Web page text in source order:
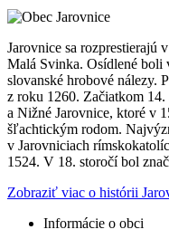
Jarovnice sa rozprestierajú
Malá Svinka. Osídlené boli
slovanské hrobové nálezy.
z roku 1260. Začiatkom
a Nižné Jarovnice, ktoré v
šľachtickým rodom.
v Jarovniciach
1524. V 18. storočí bol
Zobraziť viac o histórii
Informácie o obci